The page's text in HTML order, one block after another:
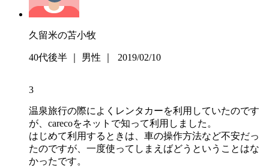
久留米の苫小牧
40代後半 ｜ 男性 ｜ 2019/02/10
3
温泉旅行の際によくレンタカーを利用していたのです
が、carecoをネットで知って利用しました。
はじめて利用するときは、車の操作方法など不安だっ
たのですが、一度使ってしまえばどうということはな
かったです。